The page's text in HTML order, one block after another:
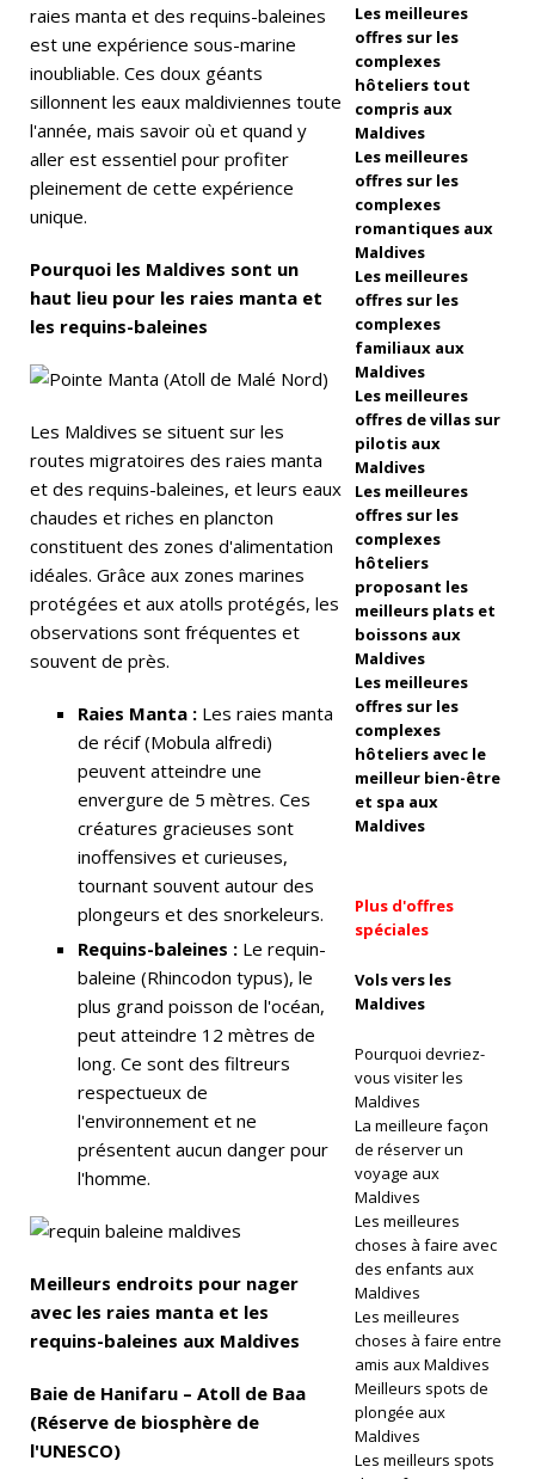
&
p
al
e
u
raies manta et des requins-baleines
est une expérience sous-marine
inoubliable. Ces doux géants
sillonnent les eaux maldiviennes toute
l'année, mais savoir où et quand y
aller est essentiel pour profiter
pleinement de cette expérience
unique.
Pourquoi les Maldives sont un
haut lieu pour les raies manta et
les requins-baleines
Les Maldives se situent sur les
routes migratoires des raies manta
et des requins-baleines, et leurs eaux
chaudes et riches en plancton
constituent des zones d'alimentation
idéales. Grâce aux zones marines
protégées et aux atolls protégés, les
observations sont fréquentes et
souvent de près.
Raies Manta : Les raies manta
de récif (Mobula alfredi)
peuvent atteindre une
envergure de 5 mètres. Ces
créatures gracieuses sont
inoffensives et curieuses,
tournant souvent autour des
plongeurs et des snorkeleurs.
Requins-baleines : Le requin-
baleine (Rhincodon typus), le
plus grand poisson de l'océan,
peut atteindre 12 mètres de
long. Ce sont des filtreurs
respectueux de
l'environnement et ne
présentent aucun danger pour
l'homme.
Meilleurs endroits pour nager
avec les raies manta et les
requins-baleines aux Maldives
Baie de Hanifaru – Atoll de Baa
(Réserve de biosphère de
l'UNESCO)
Les meilleures
offres sur les
complexes
hôteliers tout
compris aux
Maldives
Les meilleures
offres sur les
complexes
romantiques aux
Maldives
Les meilleures
offres sur les
complexes
familiaux aux
Maldives
Les meilleures
offres de villas sur
pilotis aux
Maldives
Les meilleures
offres sur les
complexes
hôteliers
proposant les
meilleurs plats et
boissons aux
Maldives
Les meilleures
offres sur les
complexes
hôteliers avec le
meilleur bien-être
et spa aux
Maldives
Plus d'offres
spéciales
Vols vers les
Maldives
Pourquoi devriez-
vous visiter les
Maldives
La meilleure façon
de réserver un
voyage aux
Maldives
Les meilleures
choses à faire avec
des enfants aux
Maldives
Les meilleures
choses à faire entre
amis aux Maldives
Meilleurs spots de
plongée aux
Maldives
Les meilleurs spots